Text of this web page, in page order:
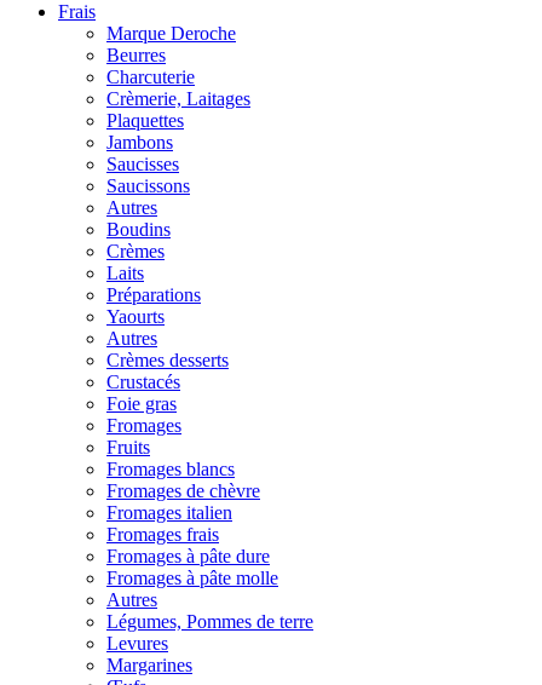
Frais
Marque Deroche
Beurres
Charcuterie
Crèmerie, Laitages
Plaquettes
Jambons
Saucisses
Saucissons
Autres
Boudins
Crèmes
Laits
Préparations
Yaourts
Autres
Crèmes desserts
Crustacés
Foie gras
Fromages
Fruits
Fromages blancs
Fromages de chèvre
Fromages italien
Fromages frais
Fromages à pâte dure
Fromages à pâte molle
Autres
Légumes, Pommes de terre
Levures
Margarines